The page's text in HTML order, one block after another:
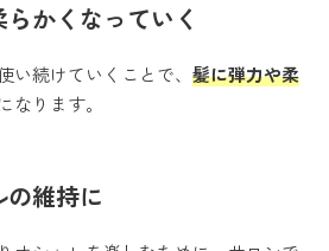
かくなっていく
い続けていくことで、 髪に弾力や柔
なります。
維持に